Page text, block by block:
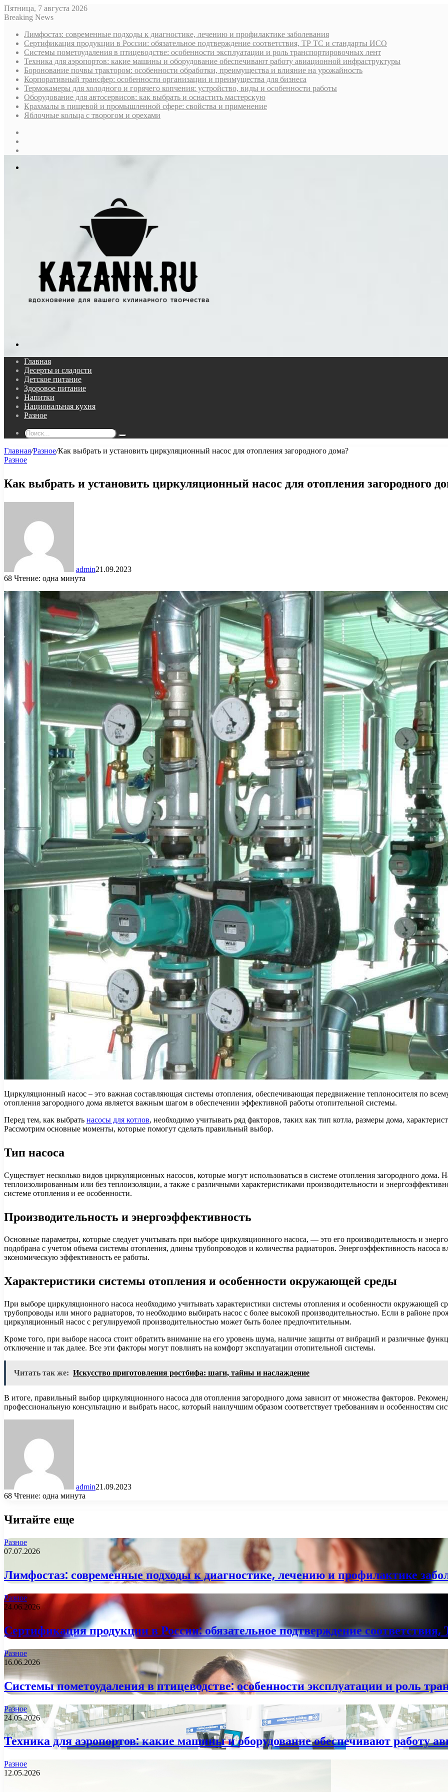
Пятница, 7 августа 2026
Breaking News
Лимфостаз: современные подходы к диагностике, лечению и профилактике заболевания
Сертификация продукции в России: обязательное подтверждение соответствия, ТР ТС и стандарты ИСО
Системы пометоудаления в птицеводстве: особенности эксплуатации и роль транспортировочных лент
Техника для аэропортов: какие машины и оборудование обеспечивают работу авиационной инфраструктуры
Боронование почвы трактором: особенности обработки, преимущества и влияние на урожайность
Корпоративный трансфер: особенности организации и преимущества для бизнеса
Термокамеры для холодного и горячего копчения: устройство, виды и особенности работы
Оборудование для автосервисов: как выбрать и оснастить мастерскую
Крахмалы в пищевой и промышленной сфере: свойства и применение
Яблочные кольца с творогом и орехами
Главная
Десерты и сладости
Детское питание
Здоровое питание
Напитки
Национальная кухня
Разное
Поиск...
Главная/Разное/Как выбрать и установить циркуляционный насос для отопления загородного дома?
Разное
Как выбрать и установить циркуляционный насос для отопления загородного
admin21.09.2023
68 Чтение: одна минута
Циркуляционный насос – это важная составляющая системы отопления, обеспечивающая передвижение теплоносителя по
отопления загородного дома является важным шагом в обеспечении эффективной работы отопительной системы.
Перед тем, как выбрать насосы для котлов, необходимо учитывать ряд факторов, таких как тип котла, размеры дома,
Рассмотрим основные моменты, которые помогут сделать правильный выбор.
Тип насоса
Существует несколько видов циркуляционных насосов, которые могут использоваться в системе отопления загородного
теплоизолированным или без теплоизоляции, а также с различными характеристиками производительности и
системе отопления и ее особенности.
Производительность и энергоэффективность
Основные параметры, которые следует учитывать при выборе циркуляционного насоса, — это его производительность и
подобрана с учетом объема системы отопления, длины трубопроводов и количества радиаторов. Энергоэффективность насоса
экономическую эффективность ее работы.
Характеристики системы отопления и особенности окружающей среды
При выборе циркуляционного насоса необходимо учитывать характеристики системы отопления и особенности окружающей
трубопроводы или много радиаторов, то необходимо выбирать насос с более высокой производительностью. Если в районе
циркуляционный насос с регулируемой производительностью может быть более предпочтительным.
Кроме того, при выборе насоса стоит обратить внимание на его уровень шума, наличие защиты от вибраций и различные
отключение и так далее. Все эти факторы могут повлиять на комфорт эксплуатации отопительной системы.
Читать так же: Искусство приготовления ростбифа: шаги, тайны и наслаждение
В итоге, правильный выбор циркуляционного насоса для отопления загородного дома зависит от множества факторов.
профессиональную консультацию и выбрать насос, который наилучшим образом соответствует требованиям и особенностям
admin21.09.2023
68 Чтение: одна минута
Читайте еще
Разное
07.07.2026
Лимфостаз: современные подходы к диагностике, лечению и профилактике
Разное
24.06.2026
Сертификация продукции в России: обязательное подтверждение
Разное
16.06.2026
Системы пометоудаления в птицеводстве: особенности эксплуатации и роль
Разное
24.05.2026
Техника для аэропортов: какие машины и оборудование обеспечивают работу
Разное
12.05.2026